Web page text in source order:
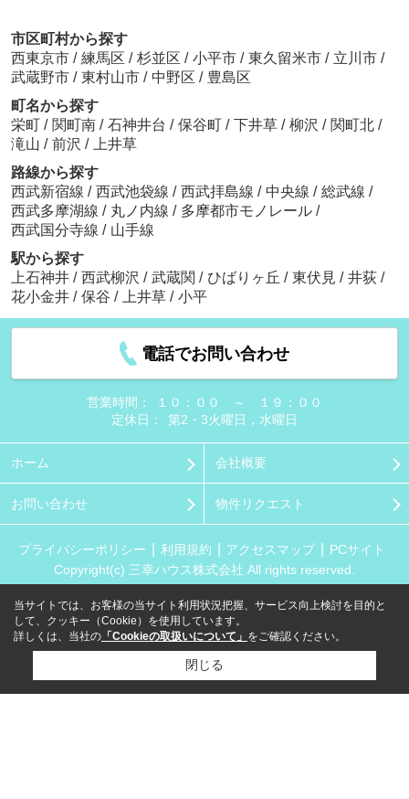
市区町村から探す
西東京市 / 練馬区 / 杉並区 / 小平市 / 東久留米市 / 立川市 /
武蔵野市 / 東村山市 / 中野区 / 豊島区
町名から探す
栄町 / 関町南 / 石神井台 / 保谷町 / 下井草 / 柳沢 / 関町北 /
滝山 / 前沢 /
上井草
路線から探す
西武新宿線 / 西武池袋線 / 西武拝島線 / 中央線 / 総武線 /
西武多摩湖線 / 丸ノ内線 / 多摩都市モノレール /
西武国分寺線 / 山手線
駅から探す
上石神井 / 西武柳沢 / 武蔵関 / ひばりヶ丘 / 東伏見 / 井荻 /
花小金井 / 保谷 / 上井草 / 小平
電話でお問い合わせ
営業時間：
１０：００ ～ １９：００
定休日：
第2・3火曜日，水曜日
ホーム 会社概要
お問い合わせ 物件リクエスト
プライバシーポリシー 利用規約 アクセスマップ
PCサイト
Copyright(c) 三幸ハウス株式会社 All rights reserved.
当サイトでは、お客様の当サイト利用状況把握、サービス向上検討を目的と
して、クッキー（Cookie）を使用しています。
詳しくは、当社の 「Cookieの取扱いについて」 をご確認ください。
閉じる